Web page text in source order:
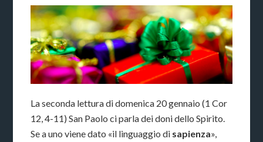
La seconda lettura di domenica 20 gennaio (1 Cor
12, 4-11) San Paolo ci parla dei doni dello Spirito.
Se a uno viene dato «il linguaggio di sapienza»,